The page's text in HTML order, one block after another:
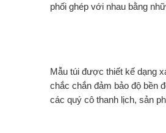
phối ghép với nhau bằng
Mẫu túi được thiết kế dạng
chắc chắn đảm bảo độ bền
các quý cô thanh lịch, sản